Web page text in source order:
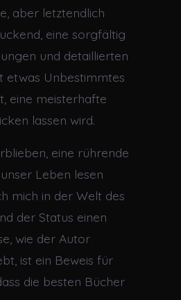
aber letztendlich
eine sorgfältig
und detaillierten
etwas Unbestimmtes
eine meisterhafte
lassen wird.
eine rührende
Leben lesen
mich in der Welt des
der Status einen
wie der Autor
ist ein Beweis für
die besten Bücher